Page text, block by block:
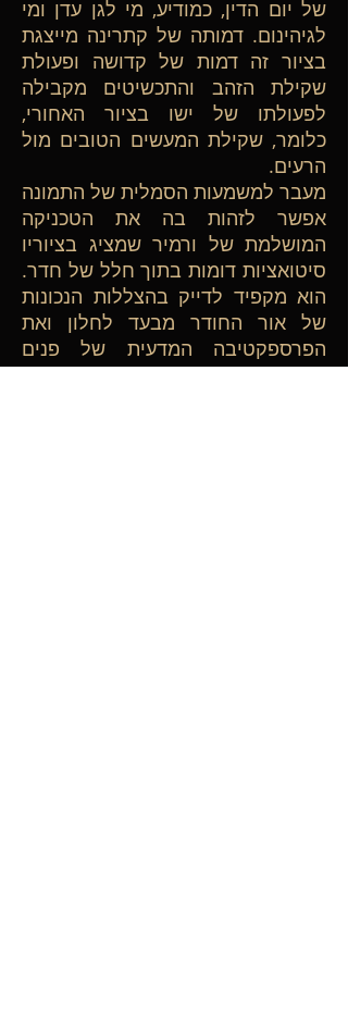
של יום הדין, כמודיע, מי לגן עדן ומי
לגיהינום. דמותה של קתרינה מייצגת
בציור זה דמות של קדושה ופעולת
שקילת הזהב והתכשיטים מקבילה
לפעולתו של ישו בציור האחורי,
כלומר, שקילת המעשים הטובים מול
הרעים.
מעבר למשמעות הסמלית של התמונה
אפשר לזהות בה את הטכניקה
המושלמת של ורמיר שמציג בציוריו
סיטואציות דומות בתוך חלל של חדר.
הוא מקפיד לדייק בהצללות הנכונות
של אור החודר מבעד לחלון ואת
הפרספקטיבה המדעית של פנים
הבית. טוענים שהאמן התמחה גם